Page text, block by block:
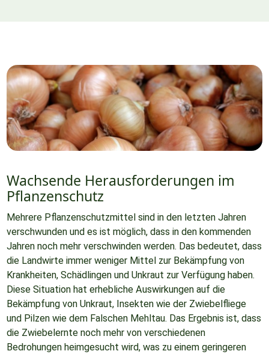
Wachsende Herausforderungen im
Pflanzenschutz
Mehrere Pflanzenschutzmittel sind in den letzten Jahren
verschwunden und es ist möglich, dass in den kommenden
Jahren noch mehr verschwinden werden. Das bedeutet, dass
die Landwirte immer weniger Mittel zur Bekämpfung von
Krankheiten, Schädlingen und Unkraut zur Verfügung haben.
Diese Situation hat erhebliche Auswirkungen auf die
Bekämpfung von Unkraut, Insekten wie der Zwiebelfliege
und Pilzen wie dem Falschen Mehltau. Das Ergebnis ist, dass
die Zwiebelernte noch mehr von verschiedenen
Bedrohungen heimgesucht wird, was zu einem geringeren